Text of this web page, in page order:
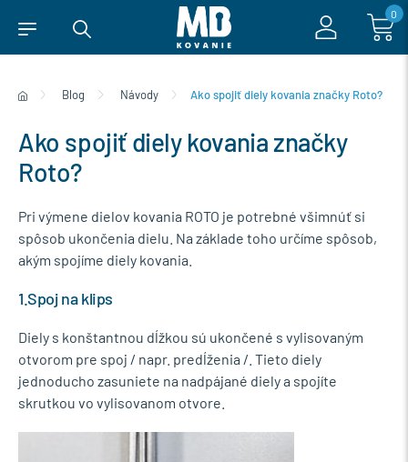
0
Blog Návody Ako spojiť diely kovania značky Roto?
Ako spojiť diely kovania značky
Roto?
Pri výmene dielov kovania ROTO je potrebné všimnúť si
spôsob ukončenia dielu. Na základe toho určíme spôsob,
akým spojíme diely kovania.
1.Spoj na klips
Diely s konštantnou dĺžkou sú ukončené s vylisovaným
otvorom pre spoj / napr. predĺženia /. Tieto diely
jednoducho zasuniete na nadpájané diely a spojíte
skrutkou vo vylisovanom otvore.